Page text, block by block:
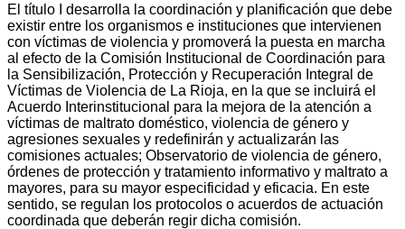
El título I desarrolla la coordinación y planificación que debe
existir entre los organismos e instituciones que intervienen
con víctimas de violencia y promoverá la puesta en marcha
al efecto de la Comisión Institucional de Coordinación para
la Sensibilización, Protección y Recuperación Integral de
Víctimas de Violencia de La Rioja, en la que se incluirá el
Acuerdo Interinstitucional para la mejora de la atención a
víctimas de maltrato doméstico, violencia de género y
agresiones sexuales y redefinirán y actualizarán las
comisiones actuales; Observatorio de violencia de género,
órdenes de protección y tratamiento informativo y maltrato a
mayores, para su mayor especificidad y eficacia. En este
sentido, se regulan los protocolos o acuerdos de actuación
coordinada que deberán regir dicha comisión.